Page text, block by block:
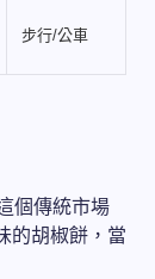
步行/公車
個傳統市場
的胡椒餅，當